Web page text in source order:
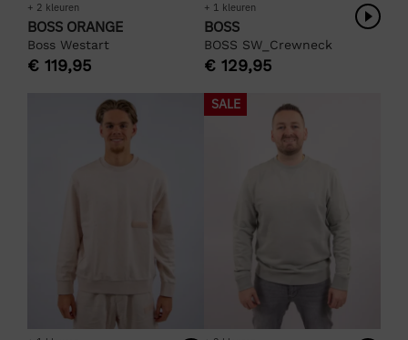
+ 2 kleuren
BOSS ORANGE
Boss Westart
€ 119,95
+ 1 kleuren
BOSS
BOSS SW_Crewneck
€ 129,95
SALE